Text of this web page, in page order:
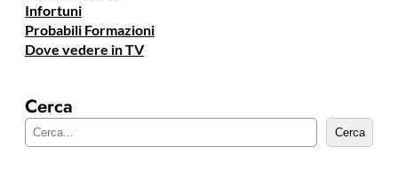
Infortuni
Probabili Formazioni
Dove vedere in TV
Cerca
e
Cerca